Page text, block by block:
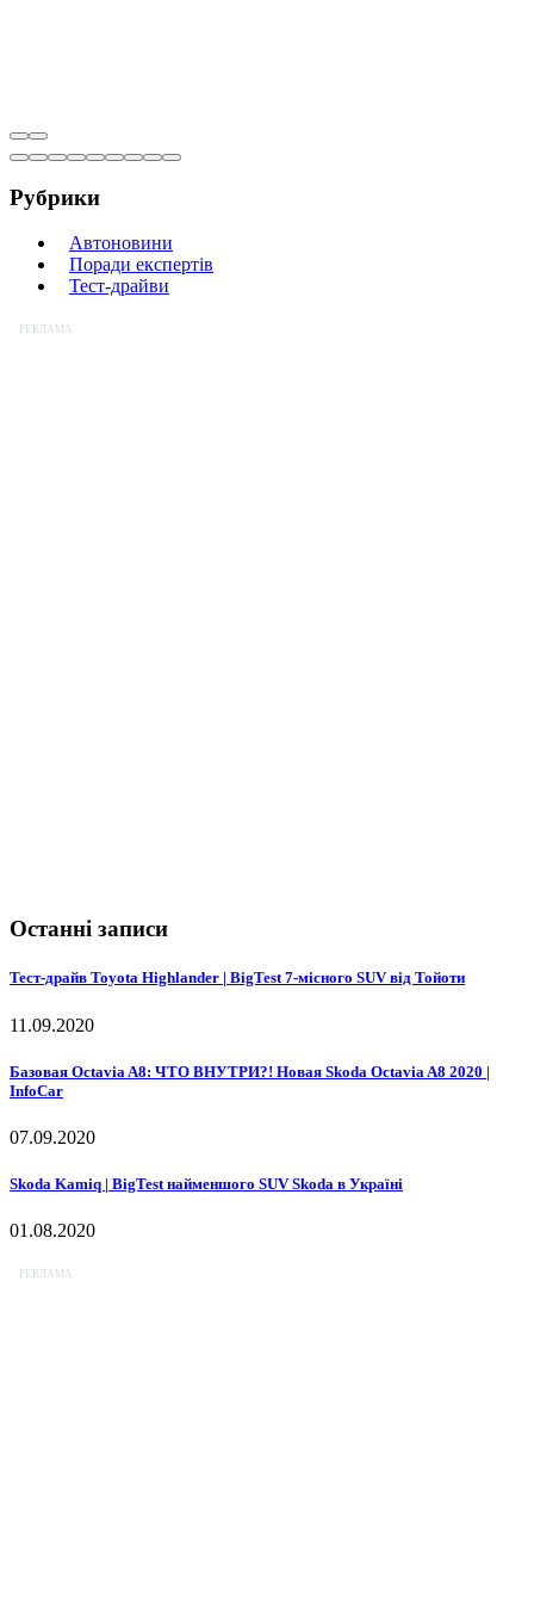
Рубрики
Автоновини
Поради експертів
Тест-драйви
РЕКЛАМА
Останні записи
Тест-драйв Toyota Highlander | BigTest 7-місного SUV від Тойоти
11.09.2020
Базовая Octavia A8: ЧТО ВНУТРИ?! Новая Skoda Octavia A8 2020 |
InfoCar
07.09.2020
Skoda Kamiq | BigTest найменшого SUV Skoda в Україні
01.08.2020
РЕКЛАМА